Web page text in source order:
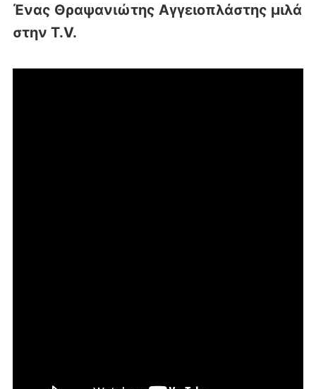
Ένας Θραψανιώτης Αγγειοπλάστης μιλά
στην T.V.